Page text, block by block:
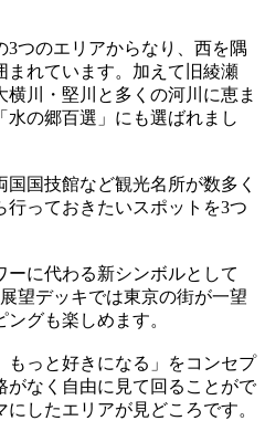
3つのエリアからなり、西を隅
まれています。加えて旧綾瀬
横川・堅川と多くの河川に恵ま
の郷百選」にも選ばれまし
国技館など観光名所が数多く
行っておきたいスポットを3つ
に代わる新シンボルとして
望デッキでは東京の街が一望
グも楽しめます。
もっと好きになる」をコンセプ
がなく自由に見て回ることがで
したエリアが見どころです。